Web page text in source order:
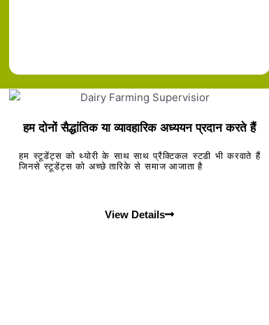
हम दोनों सैद्धांतिक या व्यावहारिक अध्ययन प्रदान करते हैं
हम स्टूडेंट्स को थ्योरी के साथ साथ प्रैक्टिकल स्टडी भी करवाते हैं
जिनसे स्टूडेंट्स को अच्छे तारिके से समाज आजाता है
View Details